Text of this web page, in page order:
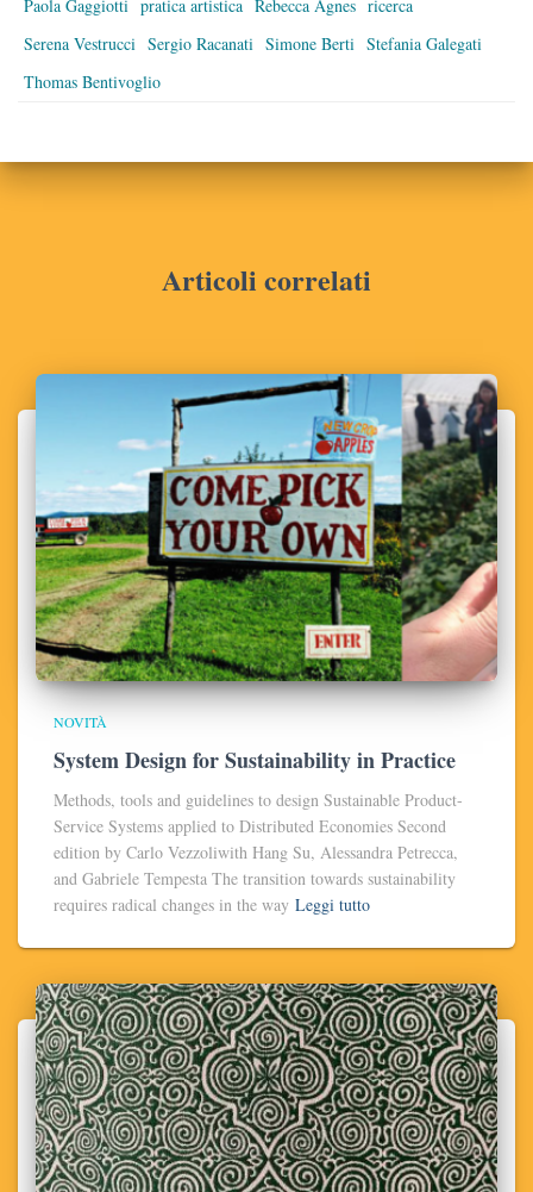
Paola Gaggiotti pratica artistica Rebecca Agnes ricerca
Serena Vestrucci Sergio Racanati Simone Berti Stefania Galegati
Thomas Bentivoglio
Articoli correlati
NOVITÀ
System Design for Sustainability in Practice
Methods, tools and guidelines to design Sustainable Product-
Service Systems applied to Distributed Economies Second
edition by Carlo Vezzoliwith Hang Su, Alessandra Petrecca,
and Gabriele Tempesta The transition towards sustainability
requires radical changes in the way Leggi tutto